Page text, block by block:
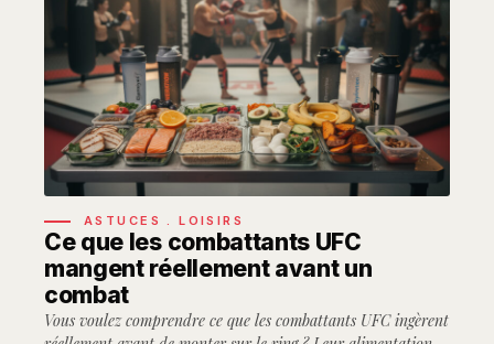
ASTUCES .LOISIRS
Ce que les combattants UFC
mangent réellement avant un
combat
Vous voulez comprendre ce que les combattants UFC ingèrent